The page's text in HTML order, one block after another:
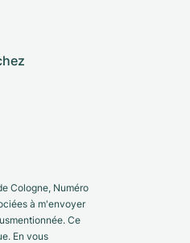
Cologne, Numéro
à m'envoyer
Ce
En vous